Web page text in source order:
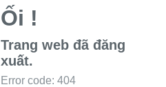
Ối !
Trang web đã đăng
xuất.
Error code: 404